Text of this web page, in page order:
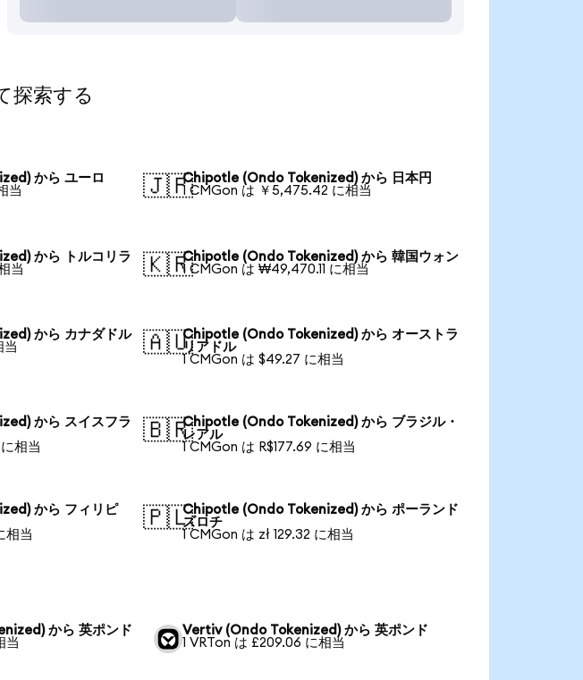
索する
から ユーロ
当
🇯🇵Chipotle (Ondo Tokenized) から 日本円
1 CMGon は ￥5,475.42 に相当
から トルコリラ
当
🇰🇷Chipotle (Ondo Tokenized) から 韓国ウォン
1 CMGon は ₩49,470.11 に相当
から カナダドル
当
🇦🇺Chipotle (Ondo Tokenized) から オーストラ
リアドル
1 CMGon は $49.27 に相当
から スイスフラ
相当
🇧🇷Chipotle (Ondo Tokenized) から ブラジル・
レアル
1 CMGon は R$177.69 に相当
から フィリピ
相当
🇵🇱Chipotle (Ondo Tokenized) から ポーランド
ズロチ
1 CMGon は zł 129.32 に相当
から 英ポンド
当
Vertiv (Ondo Tokenized) から 英ポンド
1 VRTon は £209.06 に相当